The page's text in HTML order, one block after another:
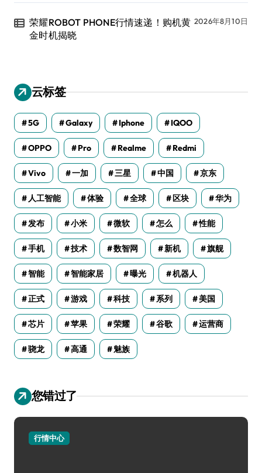
荣耀ROBOT PHONE行情速递！购机黄
金时机揭晓
2026年8月10日
云标签
5G Galaxy Iphone IQOO
OPPO Pro Realme Redmi
Vivo 一加 三星 中国 京东
人工智能 体验 全球 区块 华为
发布 小米 微软 怎么 性能
手机 技术 数智网 新机 旗舰
智能 智能家居 曝光 机器人
正式 游戏 科技 系列 美国
芯片 苹果 荣耀 谷歌 运营商
骁龙 高通 魅族
您错过了
行情中心